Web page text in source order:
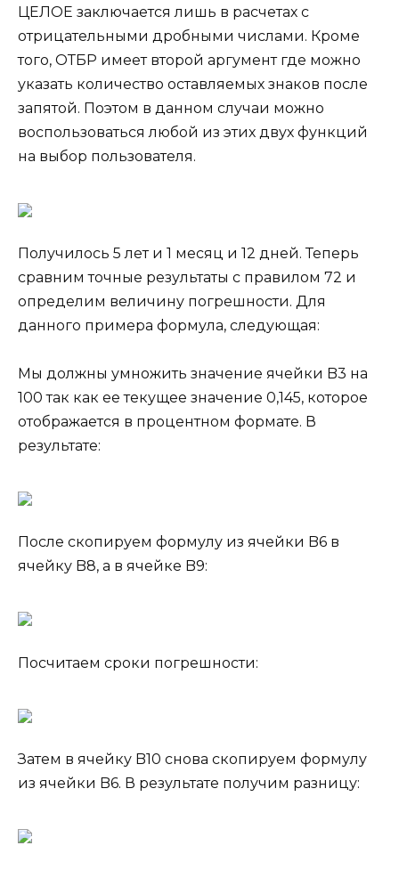
ЦЕЛОЕ заключается лишь в расчетах с
отрицательными дробными числами. Кроме
того, ОТБР имеет второй аргумент где можно
указать количество оставляемых знаков после
запятой. Поэтом в данном случаи можно
воспользоваться любой из этих двух функций
на выбор пользователя.
Получилось 5 лет и 1 месяц и 12 дней. Теперь
сравним точные результаты с правилом 72 и
определим величину погрешности. Для
данного примера формула, следующая:
Мы должны умножить значение ячейки B3 на
100 так как ее текущее значение 0,145, которое
отображается в процентном формате. В
результате:
После скопируем формулу из ячейки B6 в
ячейку B8, а в ячейке B9:
Посчитаем сроки погрешности:
Затем в ячейку B10 снова скопируем формулу
из ячейки B6. В результате получим разницу: